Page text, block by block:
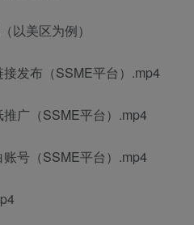
以美区为例）
接发布（SSME平台）.mp4
推广（SSME平台）.mp4
账号（SSME平台）.mp4